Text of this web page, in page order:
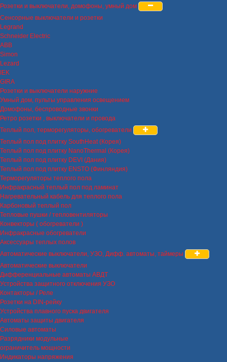
Розетки и выключатели, домофоны, умный дом
Сенсорные выключатели и розетки
Legrand
Schneider Electric
ABB
Simon
Lezard
IEK
GIRA
Розетки и выключатели наружние
Умный дом, пульты управления освещением
Домофоны, беспроводные звонки
Ретро розетки , выключатели и провода
Теплый пол, терморегуляторы, обогреватели
Теплый пол под плитку SouthHeat (Корея)
Теплый пол под плитку NanoThermal (Корея)
Теплый пол под плитку DEVI (Дания)
Теплый пол под плитку ENSTO (Финляндия)
Терморегуляторы теплого пола
Инфракрасный теплый пол под ламинат
Нагревательный кабель для теплого пола
Карбоновый теплый пол
Тепловые пушки / тепловентиляторы
Конвекторы ( обогреватели )
Инфракрасные обогреватели
Аксессуары теплых полов
Автоматические выключатели, УЗО, Дифф. автоматы, таймеры
Автоматические выключатели
Дифференциальные автоматы АВДТ
Устройства защитного отключения УЗО
Контакторы / Реле
Розетки на DIN-рейку
Устройства плавного пуска двигателя
Автоматы защиты двигателя
Силовые автоматы
Разрядники модульные
ограничитель мощности
Индикаторы напряжения